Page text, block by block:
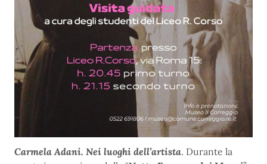
Carmela Adani. Nei luoghi dell’artista. Durante la